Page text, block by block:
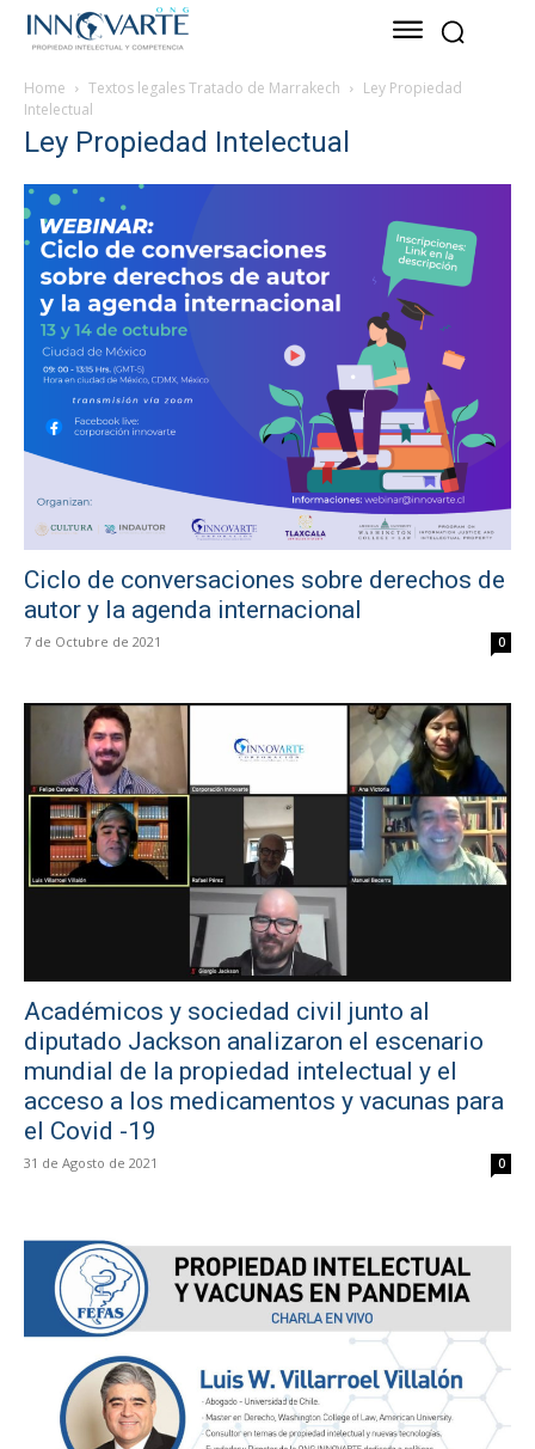
Home Textos legales Tratado de Marrakech
Ley Propiedad
Intelectual
Ley Propiedad Intelectual
Ciclo de conversaciones sobre derechos de
autor y la agenda internacional
7 de Octubre de 2021 0
Académicos y sociedad civil junto al
diputado Jackson analizaron el escenario
mundial de la propiedad intelectual y el
acceso a los medicamentos y vacunas para
el Covid -19
31 de Agosto de 2021 0